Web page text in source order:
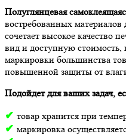
Полуглянцевая
востребованных материалов
сочетает высокое качество
вид и доступную стоимость,
маркировки большинства
повышенной защиты от
Подойдет для ваших задач,
✔ товар хранится при
✔ маркировка